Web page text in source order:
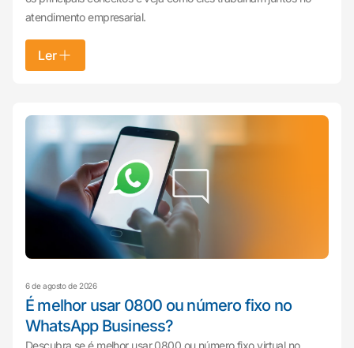
atendimento empresarial.
Ler
6 de agosto de 2026
É melhor usar 0800 ou número fixo no
WhatsApp Business?
Descubra se é melhor usar 0800 ou número fixo virtual no